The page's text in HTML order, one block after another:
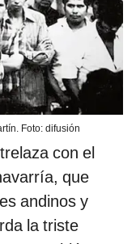
Foto: difusión
con el
que
andinos y
la triste